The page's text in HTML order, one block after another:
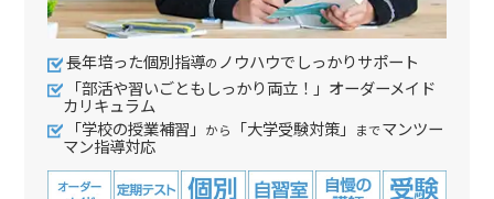
長年培った個別指導の ノウハウでしっかりサポート
「部活や習いごともしっかり両立！」オーダーメイド
カリキュラム
「学校の授業補習」
から 「大学受験対策」 までマンツー
マン指導対応